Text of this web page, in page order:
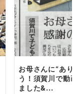
お母さんに“あり
う！須賀川で動
ました&...